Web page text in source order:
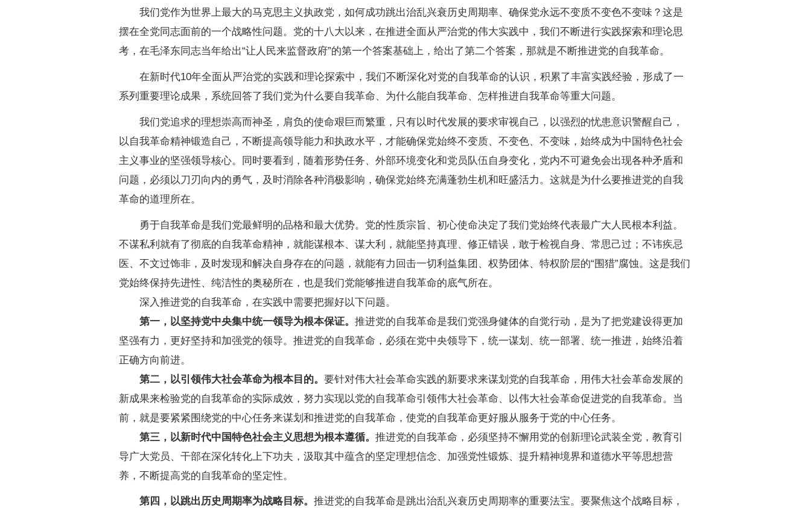
我们党作为世界上最大的马克思主义执政党，如何成功跳出治乱兴衰历史周期率、确保党永远不变质不变色不变味？这是
摆在全党同志面前的一个战略性问题。党的十八大以来，在推进全面从严治党的伟大实践中，我们不断进行实践探索和理论思
考，在毛泽东同志当年给出“让人民来监督政府”的第一个答案基础上，给出了第二个答案，那就是不断推进党的自我革命。
在新时代10年全面从严治党的实践和理论探索中，我们不断深化对党的自我革命的认识，积累了丰富实践经验，形成了一
系列重要理论成果，系统回答了我们党为什么要自我革命、为什么能自我革命、怎样推进自我革命等重大问题。
我们党追求的理想崇高而神圣，肩负的使命艰巨而繁重，只有以时代发展的要求审视自己，以强烈的忧患意识警醒自己，
以自我革命精神锻造自己，不断提高领导能力和执政水平，才能确保党始终不变质、不变色、不变味，始终成为中国特色社会
主义事业的坚强领导核心。同时要看到，随着形势任务、外部环境变化和党员队伍自身变化，党内不可避免会出现各种矛盾和
问题，必须以刀刃向内的勇气，及时消除各种消极影响，确保党始终充满蓬勃生机和旺盛活力。这就是为什么要推进党的自我
革命的道理所在。
勇于自我革命是我们党最鲜明的品格和最大优势。党的性质宗旨、初心使命决定了我们党始终代表最广大人民根本利益。
不谋私利就有了彻底的自我革命精神，就能谋根本、谋大利，就能坚持真理、修正错误，敢于检视自身、常思己过；不讳疾忌
医、不文过饰非，及时发现和解决自身存在的问题，就能有力回击一切利益集团、权势团体、特权阶层的“围猎”腐蚀。这是我们
党始终保持先进性、纯洁性的奥秘所在，也是我们党能够推进自我革命的底气所在。
深入推进党的自我革命，在实践中需要把握好以下问题。
第一，以坚持党中央集中统一领导为根本保证。 推进党的自我革命是我们党强身健体的自觉行动，是为了把党建设得更加
坚强有力，更好坚持和加强党的领导。推进党的自我革命，必须在党中央领导下，统一谋划、统一部署、统一推进，始终沿着
正确方向前进。
第二，以引领伟大社会革命为根本目的。 要针对伟大社会革命实践的新要求来谋划党的自我革命，用伟大社会革命发展的
新成果来检验党的自我革命的实际成效，努力实现以党的自我革命引领伟大社会革命、以伟大社会革命促进党的自我革命。当
前，就是要紧紧围绕党的中心任务来谋划和推进党的自我革命，使党的自我革命更好服从服务于党的中心任务。
第三，以新时代中国特色社会主义思想为根本遵循。 推进党的自我革命，必须坚持不懈用党的创新理论武装全党，教育引
导广大党员、干部在深化转化上下功夫，汲取其中蕴含的坚定理想信念、加强党性锻炼、提升精神境界和道德水平等思想营
养，不断提高党的自我革命的坚定性。
第四，以跳出历史周期率为战略目标。 推进党的自我革命是跳出治乱兴衰历史周期率的重要法宝。要聚焦这个战略目标，